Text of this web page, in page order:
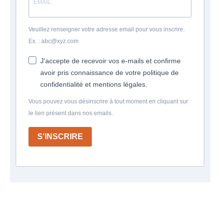
Veuillez renseigner votre adresse email pour vous inscrire.
Ex. : abc@xyz.com
J'accepte de recevoir vos e-mails et confirme
avoir pris connaissance de votre politique de
confidentialité et mentions légales.
Vous pouvez vous désinscrire à tout moment en cliquant sur
le lien présent dans nos emails.
S'INSCRIRE